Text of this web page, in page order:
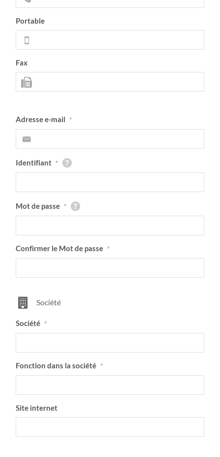
Portable
Fax
Adresse e-mail *
Identifiant *
Mot de passe *
Confirmer le Mot de passe *
Société
Société *
Fonction dans la société *
Site internet